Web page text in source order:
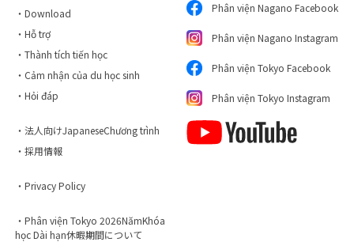
・Download
・Hỗ trợ
・Thành tích tiến học
・Cảm nhận của du học sinh
・Hỏi đáp
・法人向けJapaneseChương trình
・採用情報
・Privacy Policy
・Phân viện Tokyo 2026NămKhóa
học Dài hạn休暇期間について
Phân viện Nagano Facebook
Phân viện Nagano Instagram
Phân viện Tokyo Facebook
Phân viện Tokyo Instagram